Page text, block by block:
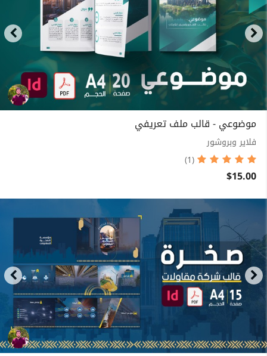
موضوعي - قالب ملف تعريفي
فلاير وبروشور
(1)
$15.00